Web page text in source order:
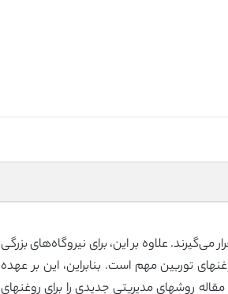
علاوه بر این، برای نیروگاه‌های بزرگی
توربین مهم است. بنابراین، این بر عهده
روشهای مدیریتی جدیدی را برای روغنهای